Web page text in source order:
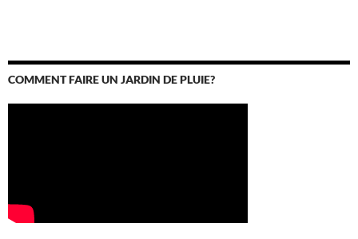
COMMENT FAIRE UN JARDIN DE PLUIE?